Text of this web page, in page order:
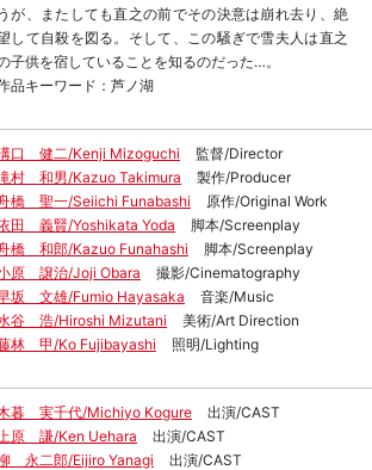
うが、またしても直之の前でその決意は崩れ去り、絶
して自殺を図る。そして、この騒ぎで雪夫人は直之
子供を宿していることを知るのだった…。
品キーワード：芦ノ湖
口 健二/Kenji Mizoguchi
監督/Director
村 和男/Kazuo Takimura
製作/Producer
橋 聖一/Seiichi Funabashi
原作/Original Work
田 義賢/Yoshikata Yoda
脚本/Screenplay
橋 和郎/Kazuo Funahashi
脚本/Screenplay
原 譲治/Joji Obara
撮影/Cinematography
坂 文雄/Fumio Hayasaka
音楽/Music
谷 浩/Hiroshi Mizutani
美術/Art Direction
林 甲/Ko Fujibayashi
照明/Lighting
暮 実千代/Michiyo Kogure
出演/CAST
原 謙/Ken Uehara
出演/CAST
永二郎/Eijiro Yanagi
出演/CAST